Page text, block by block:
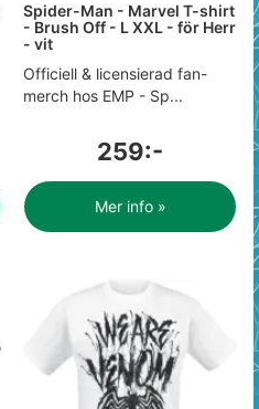
Spider-Man - Marvel T-shirt
- Brush Off - L XXL - för Herr
- vit
Officiell & licensierad fan-
merch hos EMP - Sp...
259:-
Mer info »